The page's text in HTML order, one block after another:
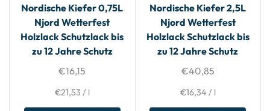
Nordische Kiefer 0,75L
Njord Wetterfest
Holzlack Schutzlack bis
zu 12 Jahre Schutz
€16,15
€21,53 / l
Nordische Kiefer 2,5L
Njord Wetterfest
Holzlack Schutzlack bis
zu 12 Jahre Schutz
€40,85
€16,34 / l